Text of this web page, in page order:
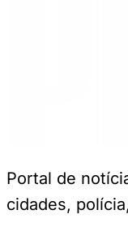
Portal de
cidades,